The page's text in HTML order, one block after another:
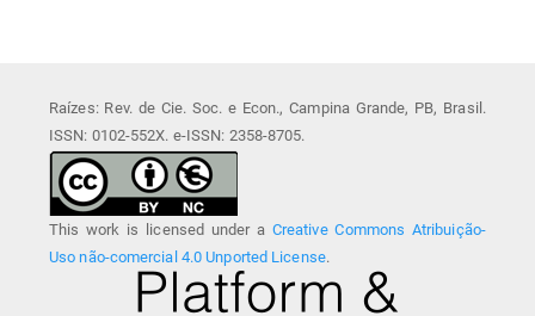
Raízes: Rev. de Cie. Soc. e Econ., Campina Grande, PB, Brasil.
ISSN: 0102-552X. e-ISSN: 2358-8705.
This work is licensed under a Creative Commons Atribuição-
Uso não-comercial 4.0 Unported License.